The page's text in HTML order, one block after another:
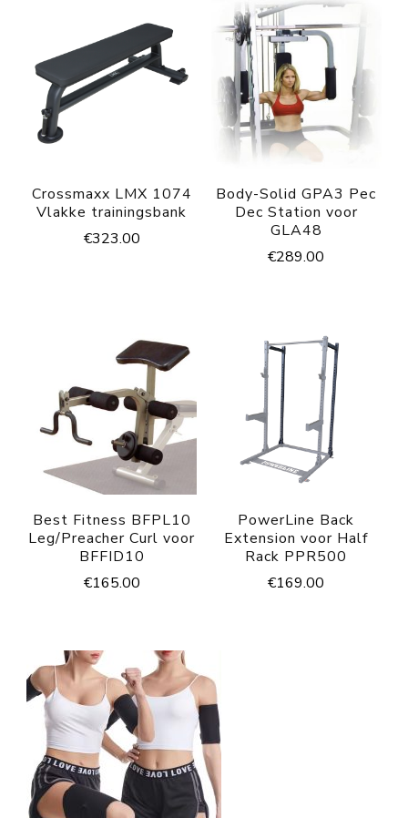
Crossmaxx LMX 1074
Vlakke trainingsbank
€323.00
Body-Solid GPA3 Pec
Dec Station voor
GLA48
€289.00
Best Fitness BFPL10
Leg/Preacher Curl voor
BFFID10
€165.00
PowerLine Back
Extension voor Half
Rack PPR500
€169.00